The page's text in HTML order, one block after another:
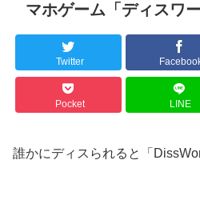
マホゲーム「ディスワ
Twitter
Pocket LINE
誰かにディスられると「